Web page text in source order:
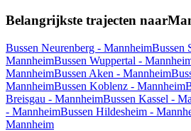
Belangrijkste trajecten
Bussen Neurenberg - MannheimBussen
MannheimBussen Wuppertal -
MannheimBussen Aken - Mannheim
MannheimBussen Koblenz - Mannheim
Breisgau - MannheimBussen Kassel -
- MannheimBussen Hildesheim -
Mannheim